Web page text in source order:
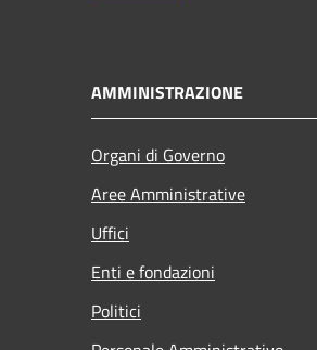
AMMINISTRAZIONE
Organi di Governo
Aree Amministrative
Uffici
Enti e fondazioni
Politici